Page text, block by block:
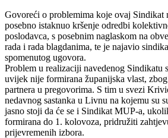
Govoreći o problemima koje ovaj
posebno istaknuo kršenje odredbi
poslodavca, s posebnim naglaskom na
rada i rada blagdanima, te je najavio
spomenutog ugovora.
Problem u realizaciji navedenog Sindikatu
uvijek nije formirana županijska vlast,
partnera u pregovorima. S tim u svezi
nedavnog sastanka u Livnu na kojemu su
jasno stoji da će se i Sindikat MUP-a,
formirana do 1. kolovoza, pridružiti
prijevremenih izbora.